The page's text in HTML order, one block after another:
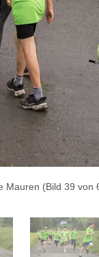
Mauren (Bild 39